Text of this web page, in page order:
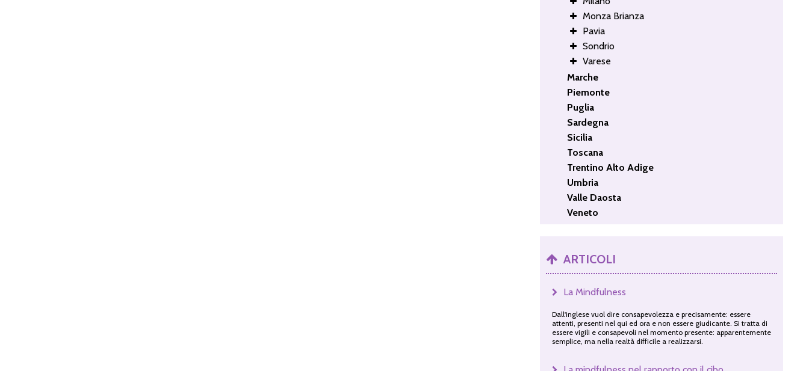
Monza Brianza
Pavia
Sondrio
Varese
Marche
Piemonte
Puglia
Sardegna
Sicilia
Toscana
Trentino Alto Adige
Umbria
Valle Daosta
Veneto
ARTICOLI
La Mindfulness
Dall'inglese vuol dire consapevolezza e precisamente: essere
attenti, presenti nel qui ed ora e non essere giudicante. Si tratta di
essere vigili e consapevoli nel momento presente: apparentemente
semplice, ma nella realtà difficile a realizzarsi.